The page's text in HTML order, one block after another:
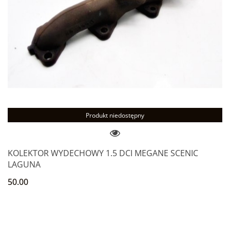
Produkt niedostępny
KOLEKTOR WYDECHOWY 1.5 DCI MEGANE SCENIC
LAGUNA
50.00